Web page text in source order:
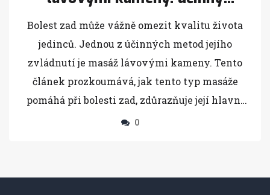
přístup k uvolnění
Bolest zad může vážně omezit kvalitu života
jedinců. Jednou z účinných metod jejího
zvládnutí je masáž lávovými kameny. Tento
článek prozkoumává, jak tento typ masáže
pomáhá při bolesti zad, zdůrazňuje její hlavní
přínosy a poskytuje užitečné tipy pro ty, kteří
důležité informace pro maximalizaci účinků
0